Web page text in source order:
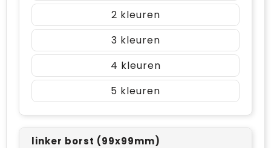
2
3
4
5
linker borst (99x99mm)